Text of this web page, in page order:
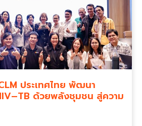
ประเทศไทย พัฒนา
ด้วยพลังชุมชน สู่ความ